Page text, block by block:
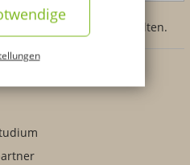
zusätzlich per Post erhalten.